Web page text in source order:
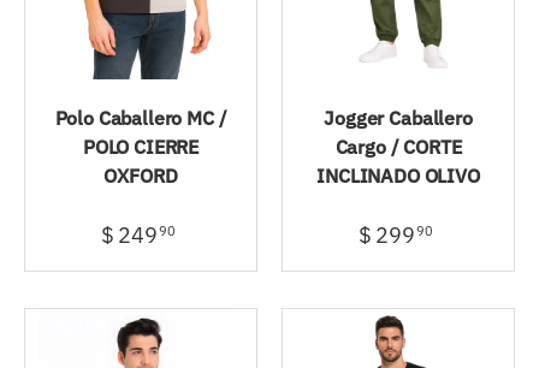
Polo Caballero MC /
POLO CIERRE
OXFORD
$ 24990
Jogger Caballero
Cargo / CORTE
INCLINADO OLIVO
$ 29990